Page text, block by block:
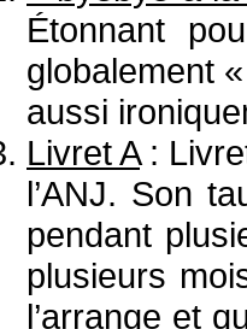
Étonnant
globalement
aussi
Livret A:
l’ANJ. Son
pendant
plusieurs
l’arrange et